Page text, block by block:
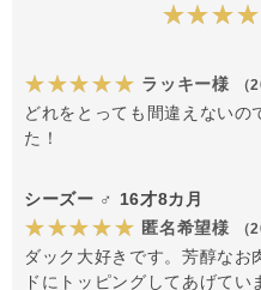
★★★★★ ラッキー様 （
どれをとっても間違えないの
た！
シーズー ♂ 16才8カ月
★★★★★ 匿名希望様 （
ダック大好きです。芳醇なお
ドにトッピングしてあげて